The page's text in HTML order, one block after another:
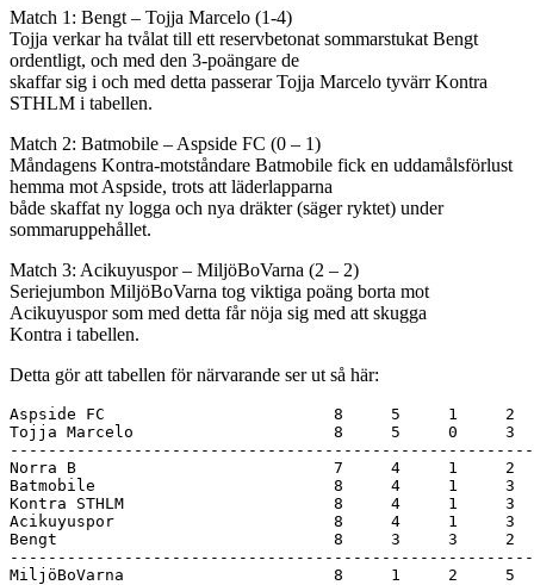
Match 1: Bengt – Tojja Marcelo (1-4)
Tojja verkar ha tvålat till ett reservbetonat sommarstukat Bengt
ordentligt, och med den 3-poängare de
skaffar sig i och med detta passerar Tojja Marcelo tyvärr Kontra
STHLM i tabellen.
Match 2: Batmobile – Aspside FC (0 – 1)
Måndagens Kontra-motståndare Batmobile fick en uddamålsförlust
hemma mot Aspside, trots att läderlapparna
både skaffat ny logga och nya dräkter (säger ryktet) under
sommaruppehållet.
Match 3: Acikuyuspor – MiljöBoVarna (2 – 2)
Seriejumbon MiljöBoVarna tog viktiga poäng borta mot
Acikuyuspor som med detta får nöja sig med att skugga
Kontra i tabellen.
Detta gör att tabellen för närvarande ser ut så här:
Aspside FC                        8     5     1     2
Tojja Marcelo                     8     5     0     3
Norra B                           7     4     1     2
Batmobile                         8     4     1     3
Kontra STHLM                      8     4     1     3
Acikuyuspor                       8     4     1     3
Bengt                             8     3     3     2
MiljöBoVarna                      8     1     2     5